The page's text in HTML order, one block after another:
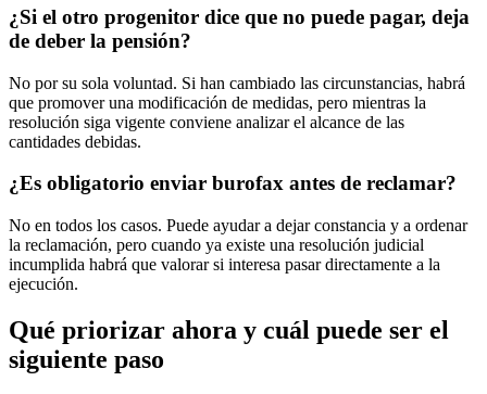
¿Si el otro progenitor dice que no puede pagar, deja
de deber la pensión?
No por su sola voluntad. Si han cambiado las circunstancias, habrá
que promover una modificación de medidas, pero mientras la
resolución siga vigente conviene analizar el alcance de las
cantidades debidas.
¿Es obligatorio enviar burofax antes de reclamar?
No en todos los casos. Puede ayudar a dejar constancia y a ordenar
la reclamación, pero cuando ya existe una resolución judicial
incumplida habrá que valorar si interesa pasar directamente a la
ejecución.
Qué priorizar ahora y cuál puede ser el
siguiente paso